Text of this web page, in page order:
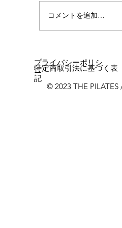
コメントを追加…
© 2023 THE PILATES
プライバシーポリシ
ー
特定商取引法に基づく表
記